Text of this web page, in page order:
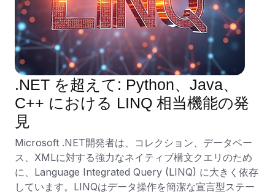
.NET を超えて: Python、Java、
C++ における LINQ 相当機能の発
見
Microsoft .NET開発者は、コレクション、データベー
ス、XMLに対する強力なネイティブ構文クエリのため
に、Language Integrated Query (LINQ) に大きく依存
しています。LINQはデータ操作を簡潔な宣言型ステー